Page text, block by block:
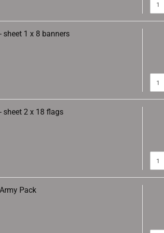
sheet 1 x 8 banners
sheet 2 x 18 flags
Pack